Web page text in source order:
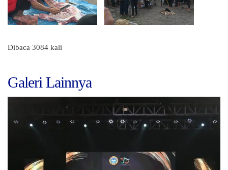
Dibaca 3084 kali
Galeri Lainnya